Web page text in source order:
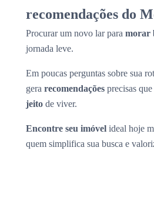
recomendações do
Procurar um novo lar para morar
jornada leve.
Em poucas perguntas sobre sua
gera recomendações precisas
jeito de viver.
Encontre seu imóvel ideal hoje
quem simplifica sua busca e